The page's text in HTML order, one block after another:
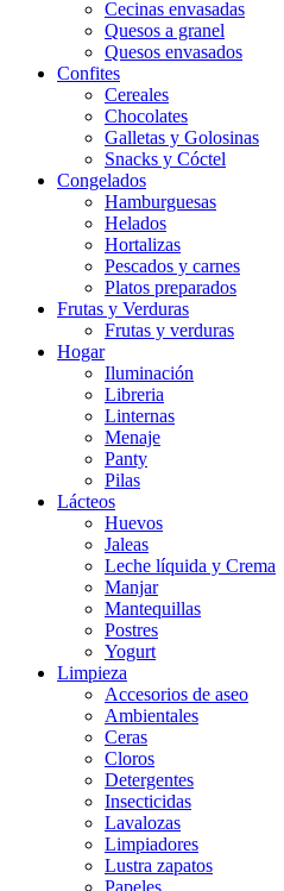
Cecinas envasadas
Quesos a granel
Quesos envasados
Confites
Cereales
Chocolates
Galletas y Golosinas
Snacks y Cóctel
Congelados
Hamburguesas
Helados
Hortalizas
Pescados y carnes
Platos preparados
Frutas y Verduras
Frutas y verduras
Hogar
Iluminación
Libreria
Linternas
Menaje
Panty
Pilas
Lácteos
Huevos
Jaleas
Leche líquida y Crema
Manjar
Mantequillas
Postres
Yogurt
Limpieza
Accesorios de aseo
Ambientales
Ceras
Cloros
Detergentes
Insecticidas
Lavalozas
Limpiadores
Lustra zapatos
Papeles